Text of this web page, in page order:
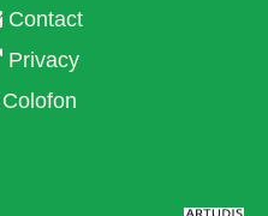
Contact
Privacy
Colofon